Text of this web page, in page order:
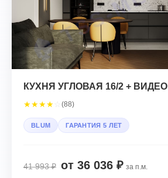
КУХНЯ УГЛОВАЯ 16/2 + ВИДЕО
★★★★ (88)
BLUM ГАРАНТИЯ 5 ЛЕТ
41 993 ₽ от 36 036 ₽ за п.м.